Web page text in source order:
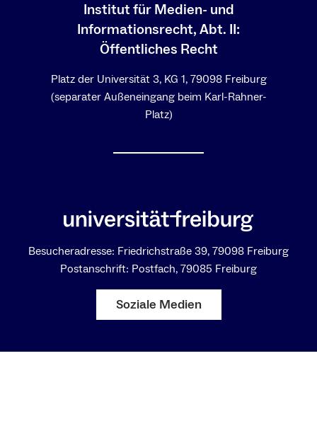
Institut für Medien- und
Informationsrecht, Abt. II:
Öffentliches Recht
Platz der Universität 3, KG 1, 79098 Freiburg
(separater Außeneingang beim Karl-Rahner-
Platz)
Besucheradresse: Friedrichstraße 39, 79098 Freiburg
Postanschrift: Postfach, 79085 Freiburg
Soziale Medien